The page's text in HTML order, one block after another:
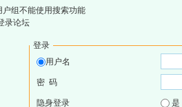
组不能使用搜索功能
录论坛
登录
用户名
密 码
隐身登录